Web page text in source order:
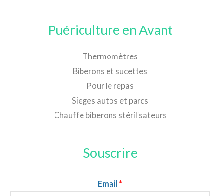
Puériculture en Avant
Thermomètres
Biberons et sucettes
Pour le repas
Sieges autos et parcs
Chauffe biberons stérilisateurs
Souscrire
Email *